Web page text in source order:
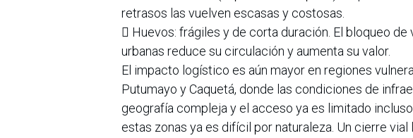
retrasos las vuelven escasas y costosas.
 Huevos: frágiles y de corta duración. El bloqueo de
urbanas reduce su circulación y aumenta su valor.
El impacto logístico es aún mayor en regiones
Putumayo y Caquetá, donde las condiciones de
geografía compleja y el acceso ya es limitado
estas zonas ya es difícil por naturaleza. Un cierre